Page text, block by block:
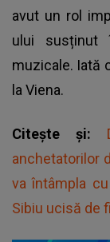
avut un rol
ului susținut
muzicale. Iată
la Viena.
Citește și:
anchetatorilor
va întâmpla
Sibiu ucisă de